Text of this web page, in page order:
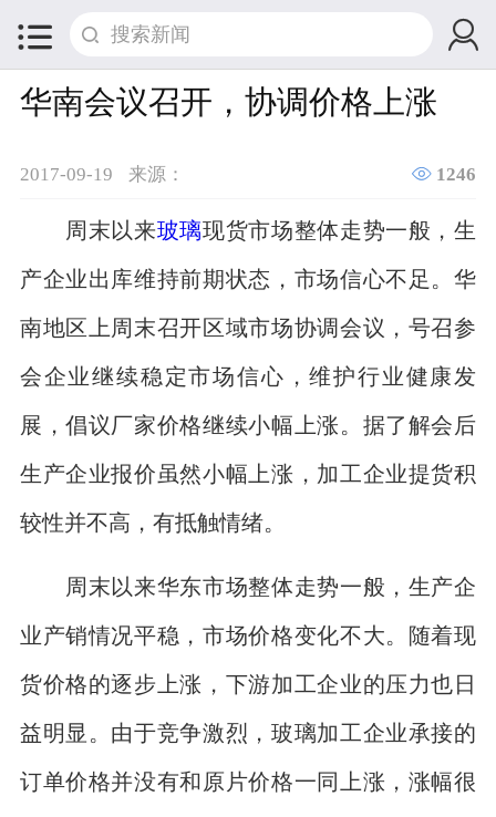
 
华南会议召开，协调价格上涨
2017-09-19 来源：  1246
周末以来玻璃现货市场整体走势一般，生
产企业出库维持前期状态，市场信心不足。华
南地区上周末召开区域市场协调会议，号召参
会企业继续稳定市场信心，维护行业健康发
展，倡议厂家价格继续小幅上涨。据了解会后
生产企业报价虽然小幅上涨，加工企业提货积
较性并不高，有抵触情绪。
周末以来华东市场整体走势一般，生产企
业产销情况平稳，市场价格变化不大。随着现
货价格的逐步上涨，下游加工企业的压力也日
益明显。由于竞争激烈，玻璃加工企业承接的
订单价格并没有和原片价格一同上涨，涨幅很